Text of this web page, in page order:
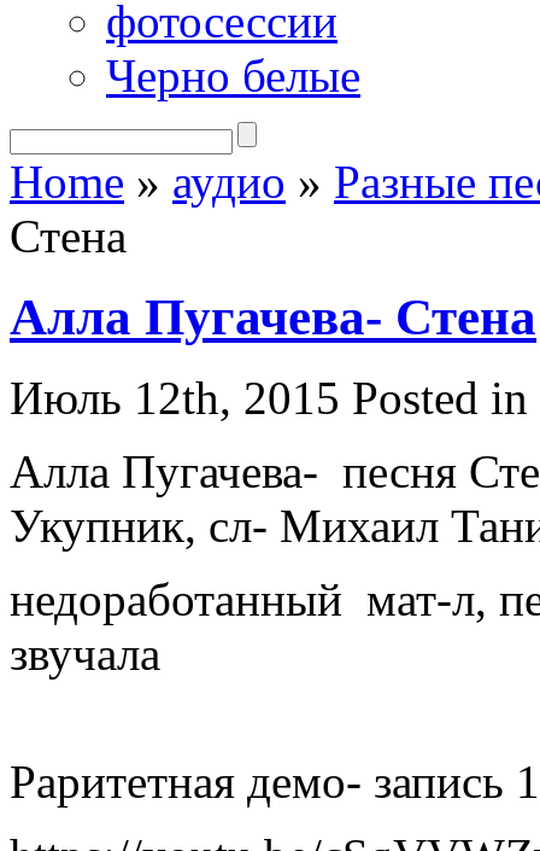
фотосессии
Черно белые
Home » аудио » Разные
Стена
Алла Пугачева- Стена
Июль 12th, 2015 Posted in
Алла Пугачева- песня
Укупник, сл- Михаил
недоработанный мат-л,
звучала
Раритетная демо- запись